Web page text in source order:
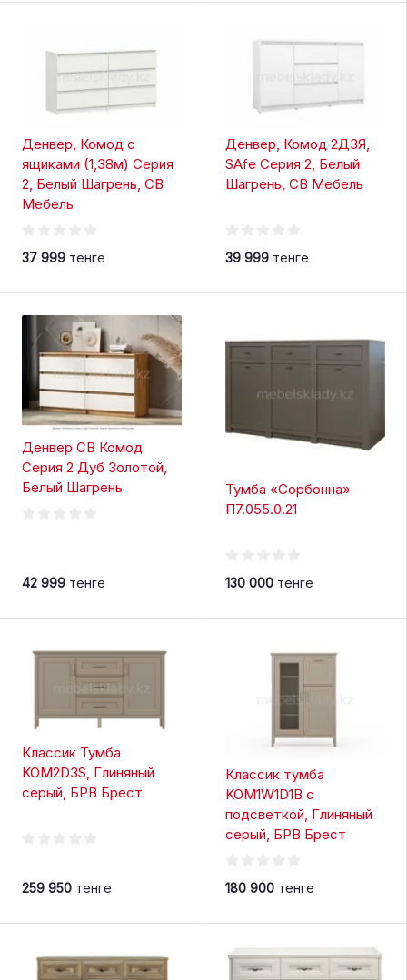
Денвер, Комод с
ящиками (1,38м) Серия
2, Белый Шагрень, СВ
Мебель
37 999 тенге
Денвер, Комод 2Д3Я,
SAfe Серия 2, Белый
Шагрень, СВ Мебель
39 999 тенге
Денвер СВ Комод
Серия 2 Дуб Золотой,
Белый Шагрень
42 999 тенге
Тумба «Сорбонна»
П7.055.0.21
130 000 тенге
Классик Тумба
KOM2D3S, Глиняный
серый, БРВ Брест
259 950 тенге
Классик тумба
KOM1W1D1B с
подсветкой, Глиняный
серый, БРВ Брест
180 900 тенге